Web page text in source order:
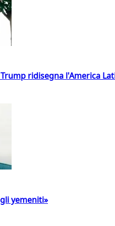
ridisegna l'America
yemeniti»